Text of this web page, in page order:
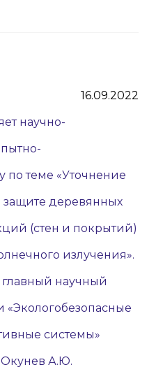
16.09.2022
научно-
по теме «Уточнение
защите деревянных
(стен и покрытий)
излучения».
главный научный
«Экологобезопасные
системы»
А.Ю.